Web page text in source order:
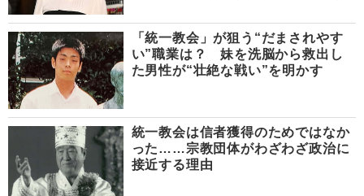
「統一教会」が狙う“だまされやす
い”職業は？ 妹を洗脳から救出し
た男性が“壮絶な戦い”を明かす
統一教会は信者獲得のためではなか
った……宗教団体がわざわざ政治に
接近する理由